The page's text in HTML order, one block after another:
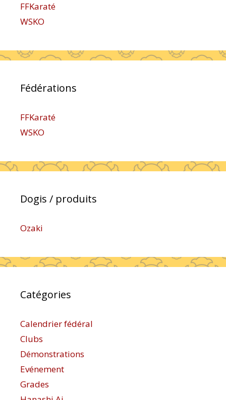
FFKaraté
WSKO
Fédérations
FFKaraté
WSKO
Dogis / produits
Ozaki
Catégories
Calendrier fédéral
Clubs
Démonstrations
Evénement
Grades